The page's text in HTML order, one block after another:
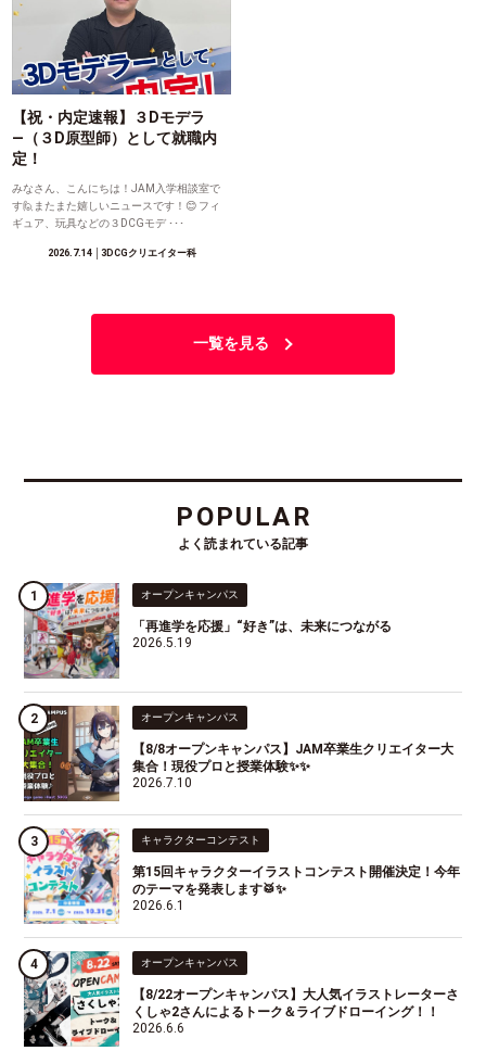
【祝・内定速報】３Dモデラ
―（３D原型師）として就職内
定！
みなさん、こんにちは！JAM入学相談室で
す🙋またまた嬉しいニュースです！😊 フィ
ギュア、玩具などの３DCGモデ ･･･
2026.7.14│3DCGクリエイター科
一覧を見る
POPULAR
よく読まれている記事
オープンキャンパス
「再進学を応援」“好き”は、未来につながる
2026.5.19
オープンキャンパス
【8/8オープンキャンパス】JAM卒業生クリエイター大
集合！現役プロと授業体験✨✨
2026.7.10
キャラクターコンテスト
第15回キャラクターイラストコンテスト開催決定！今年
のテーマを発表します🥁✨
2026.6.1
オープンキャンパス
【8/22オープンキャンパス】大人気イラストレーターさ
くしゃ2さんによるトーク＆ライブドローイング！！
2026.6.6